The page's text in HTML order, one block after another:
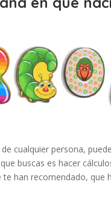
cualquier persona,
buscas es hacer
te han recomendado,